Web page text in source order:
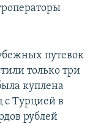
путевок
только три
куплена
с Турцией в
рублей